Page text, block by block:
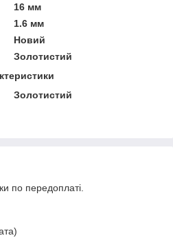
16 мм
1.6 мм
Новий
Золотистий
Золотистий
по передоплаті.